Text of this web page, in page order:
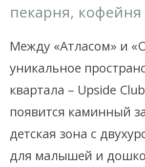
пекарня,
Между «Атласом» и
уникальное
квартала – Upside
появится каминный
детская зона c
для малышей и